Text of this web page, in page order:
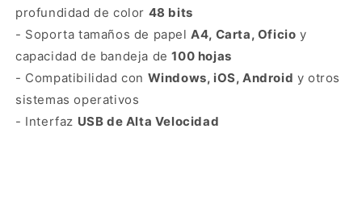
profundidad de color 48 bits
- Soporta tamaños de papelA4, Carta, Oficio y
capacidad de bandeja de100 hojas
- Compatibilidad con Windows, iOS, Android y otros
sistemas operativos
- Interfaz USB de Alta Velocidad